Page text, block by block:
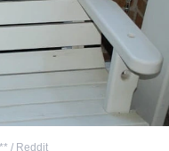
/ Reddit